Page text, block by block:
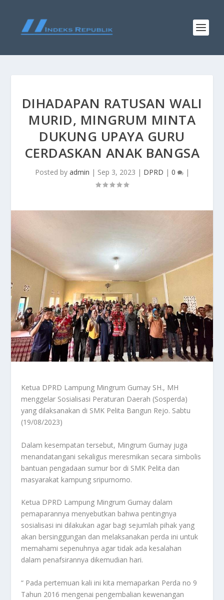
DIHADAPAN RATUSAN WALI
MURID, MINGRUM MINTA
DUKUNG UPAYA GURU
CERDASKAN ANAK BANGSA
Posted by admin | Sep 3, 2023 | DPRD | 0 |
Ketua DPRD Lampung Mingrum Gumay SH., MH
menggelar Sosialisasi Peraturan Daerah (Sosperda)
yang dilaksanakan di SMK Pelita Bangun Rejo. Sabtu
(19/08/2023)
Dalam kesempatan tersebut, Mingrum Gumay juga
menandatangani sekaligus meresmikan secara simbolis
bantuan pengadaan sumur bor di SMK Pelita dan
masyarakat kampung sripurnomo.
Ketua DPRD Lampung Mingrum Gumay dalam
pemaparannya menyebutkan bahwa pentingnya
sosialisasi ini dilakukan agar bagi sejumlah pihak yang
akan bersinggungan dan melaksanakan perda ini untuk
memahami sepenuhnya agar tidak ada kesalahan
dalam penafsirannya dikemudian hari.
“ Pada pertemuan kali ini kita memaparkan Perda no 9
Tahun 2016 mengenai pengembalian kewenangan